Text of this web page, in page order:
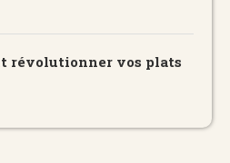
révolutionner vos plats